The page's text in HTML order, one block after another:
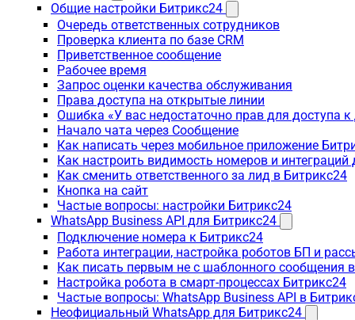
Общие настройки Битрикс24
Очередь ответственных сотрудников
Проверка клиента по базе CRM
Приветственное сообщение
Рабочее время
Запрос оценки качества обслуживания
Права доступа на открытые линии
Ошибка «У вас недостаточно прав для доступа
Начало чата через Сообщение
Как написать через мобильное приложение
Как настроить видимость номеров и
Как сменить ответственного за лид в Битрикс24
Кнопка на сайт
Частые вопросы: настройки Битрикс24
WhatsApp Business API для Битрикс24
Подключение номера к Битрикс24
Работа интеграции, настройка роботов БП и
Как писать первым не с шаблонного сообщения
Настройка робота в смарт-процессах Битрикс24
Частые вопросы: WhatsApp Business API в
Неофициальный WhatsApp для Битрикс24